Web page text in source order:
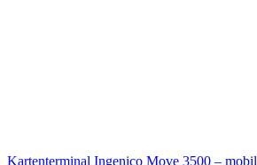
Kartenterminal Ingenico Move 3500 – mobil